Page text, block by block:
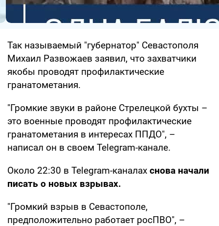
Так называемый "губернатор" Севастополя
Михаил Развожаев заявил, что захватчики
якобы проводят профилактические
гранатометания.
"Громкие звуки в районе Стрелецкой бухты –
это военные проводят профилактические
гранатометания в интересах ППДО", –
написал он в своем Telegram-канале.
Около 22:30 в Telegram-каналах снова начали
писать о новых взрывах.
"Громкий взрыв в Севастополе,
предположительно работает росПВО", –